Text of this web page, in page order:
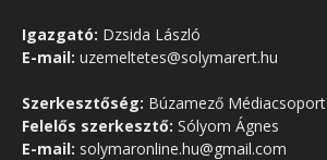
Igazgató: Dzsida László
E-mail: uzemeltetes@solymarert.hu
Szerkesztőség: Búzamező Médiacsoport
Felelős szerkesztő: Sólyom Ágnes
E-mail: solymaronline.hu@gmail.com